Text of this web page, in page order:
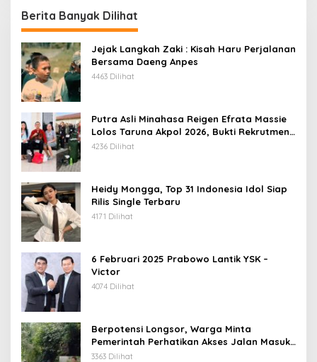
Berita Banyak Dilihat
Jejak Langkah Zaki : Kisah Haru Perjalanan
Bersama Daeng Anpes
4463 Dilihat
Putra Asli Minahasa Reigen Efrata Massie
Lolos Taruna Akpol 2026, Bukti Rekrutmen
Polri Bersih, Transparan, dan Akuntabel
4236 Dilihat
Heidy Mongga, Top 31 Indonesia Idol Siap
Rilis Single Terbaru
4171 Dilihat
6 Februari 2025 Prabowo Lantik YSK –
Victor
4074 Dilihat
Berpotensi Longsor, Warga Minta
Pemerintah Perhatikan Akses Jalan Masuk
Kecamatan Kumelembuai
3363 Dilihat